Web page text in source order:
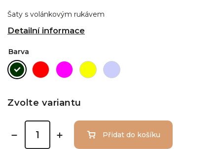
Šaty s volánkovým rukávem
Detailní informace
Barva
Zvolte variantu
Přidat do košíku